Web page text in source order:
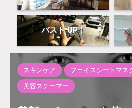
バスト UP！
スキンケア フェイスシートマス
美容スチーマー